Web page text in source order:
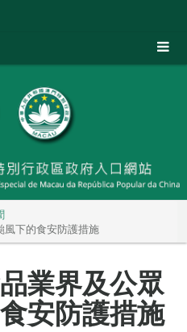
風下的食安防護措施
業界及公眾
安防護措施